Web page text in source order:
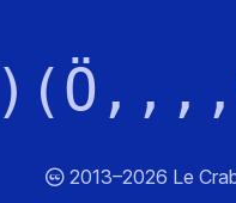
2013–2026 Le